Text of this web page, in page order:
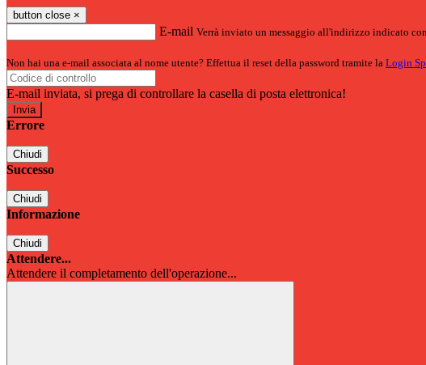
button close ×
E-mail Verrà inviato un messaggio all'indirizzo indicato
Non hai una e-mail associata al nome utente? Effettua il reset della password tramite la Login
E-mail inviata, si prega di controllare la casella di posta elettronica!
Errore
Chiudi
Successo
Chiudi
Informazione
Chiudi
Attendere...
Attendere il completamento dell'operazione...